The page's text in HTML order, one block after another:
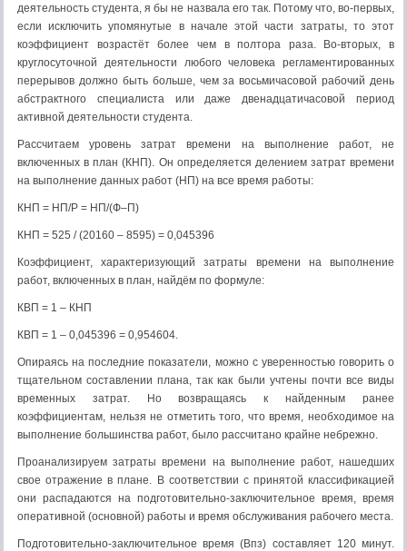
деятельность студента, я бы не назвала его так. Потому что, во-первых,
если исключить упомянутые в начале этой части затраты, то этот
коэффициент возрастёт более чем в полтора раза. Во-вторых, в
круглосуточной деятельности любого человека регламентированных
перерывов должно быть больше, чем за восьмичасовой рабочий день
абстрактного специалиста или даже двенадцатичасовой период
активной деятельности студента.
Рассчитаем уровень затрат времени на выполнение работ, не
включенных в план (КНП). Он определяется делением затрат времени
на выполнение данных работ (НП) на все время работы:
КНП = НП/Р = НП/(Ф–П)
КНП = 525 / (20160 – 8595) = 0,045396
Коэффициент, характеризующий затраты времени на выполнение
работ, включенных в план, найдём по формуле:
КВП = 1 – КНП
КВП = 1 – 0,045396 = 0,954604.
Опираясь на последние показатели, можно с уверенностью говорить о
тщательном составлении плана, так как были учтены почти все виды
временных затрат. Но возвращаясь к найденным ранее
коэффициентам, нельзя не отметить того, что время, необходимое на
выполнение большинства работ, было рассчитано крайне небрежно.
Проанализируем затраты времени на выполнение работ, нашедших
свое отражение в плане. В соответствии с принятой классификацией
они распадаются на подготовительно-заключительное время, время
оперативной (основной) работы и время обслуживания рабочего места.
Подготовительно-заключительное время (Впз) составляет 120 минут.